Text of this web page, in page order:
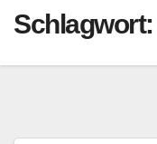
Schlagwort: